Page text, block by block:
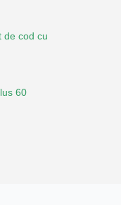
de cod cu
60